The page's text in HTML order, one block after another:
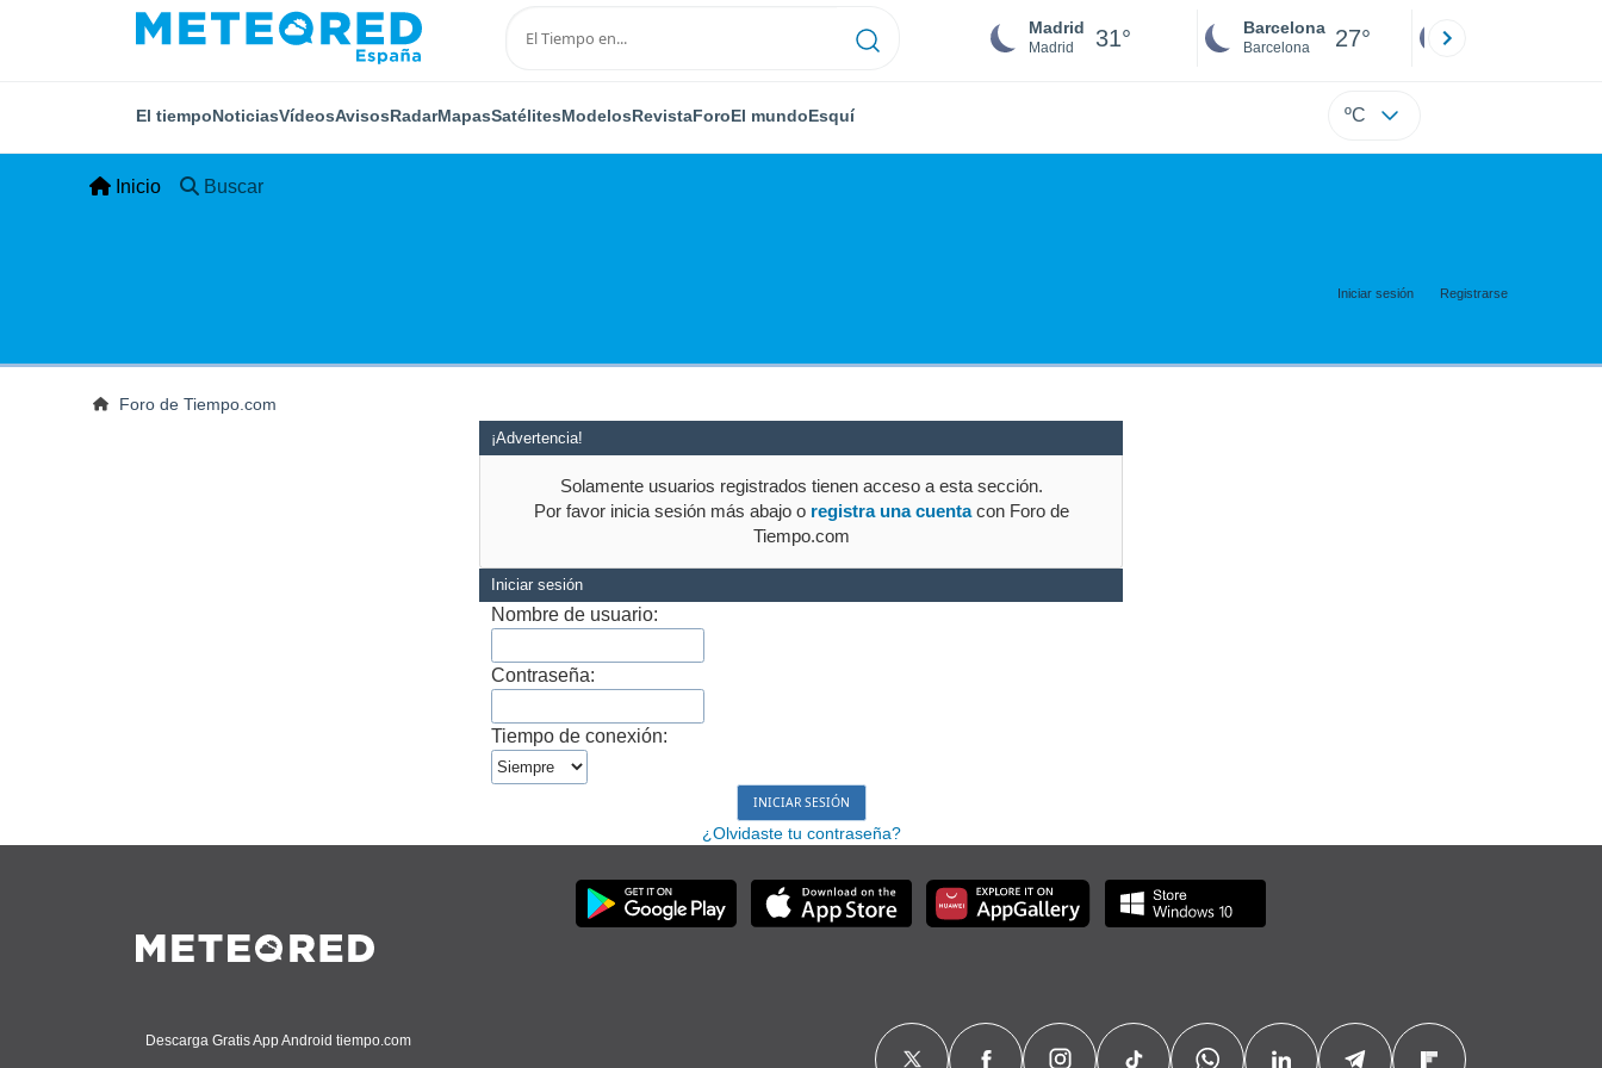
Madrid
Madrid 31° Barcelona
Barcelona 27°
El tiempoNoticiasVídeosAvisosRadarMapasSatélitesModelosRevistaForoEl mundoEsquí ºC
Inicio Buscar
Iniciar sesión Registrarse
Foro de Tiempo.com
¡Advertencia!
Solamente usuarios registrados tienen acceso a esta sección.
Por favor inicia sesión más abajo o registra una cuentacon Foro de
Tiempo.com
Iniciar sesión
Nombre de usuario:
Contraseña:
Tiempo de conexión:
¿Olvidaste tu contraseña?
Descarga Gratis App Android tiempo.com